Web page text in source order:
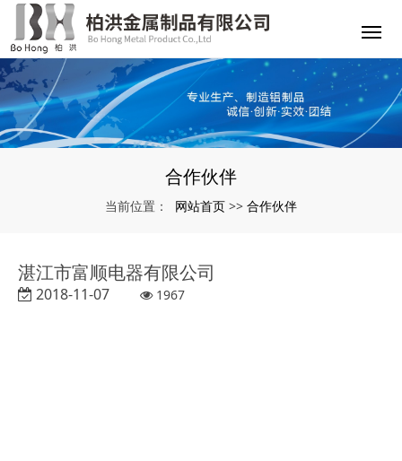
合作伙伴
当前位置： 网站首页 >> 合作伙伴
湛江市富顺电器有限公司
2018-11-07 1967